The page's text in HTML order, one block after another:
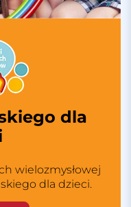
dla
wielozmysłowej
dla dzieci.